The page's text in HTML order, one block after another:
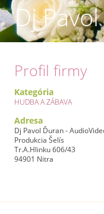
Dj
Profil firmy
Kategória
HUDBA A ZÁBAVA
Adresa
Dj Pavol Ďuran -
Produkcia Šelís
Tr.A.Hlinku 606/43
94901 Nitra